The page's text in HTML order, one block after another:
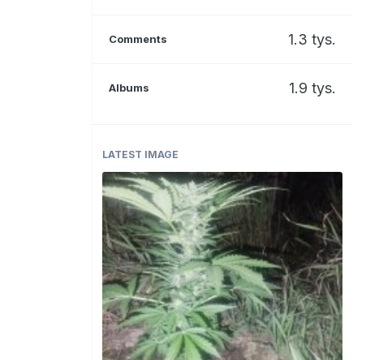
Comments 1.3 tys.
Albums 1.9 tys.
LATEST IMAGE